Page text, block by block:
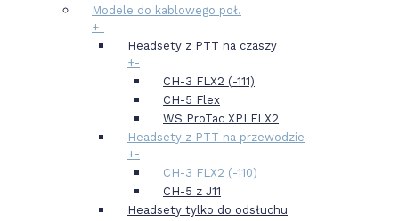
Modele do kablowego poł.
+-
Headsety z PTT na czaszy
+-
CH-3 FLX2 (-111)
CH-5 Flex
WS ProTac XPI FLX2
Headsety z PTT na przewodzie
+-
CH-3 FLX2 (-110)
CH-5 z J11
Headsety tylko do odsłuchu